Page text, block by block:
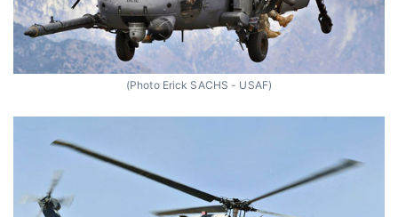
(Photo Erick SACHS - USAF)